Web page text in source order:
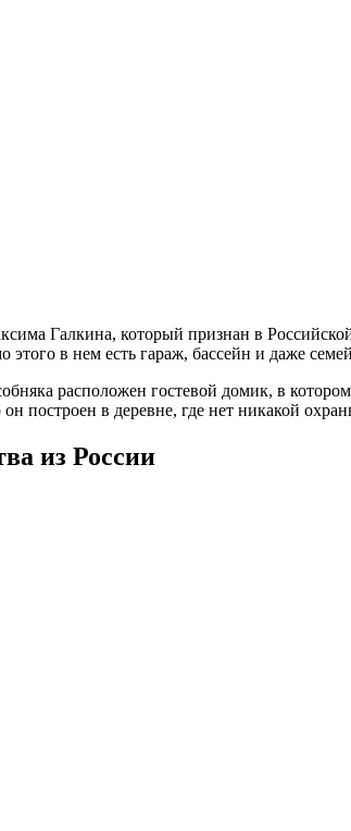
Галкина, который признан в
в нем есть гараж, бассейн и даже
расположен гостевой домик, в
построен в деревне, где нет никакой
из России